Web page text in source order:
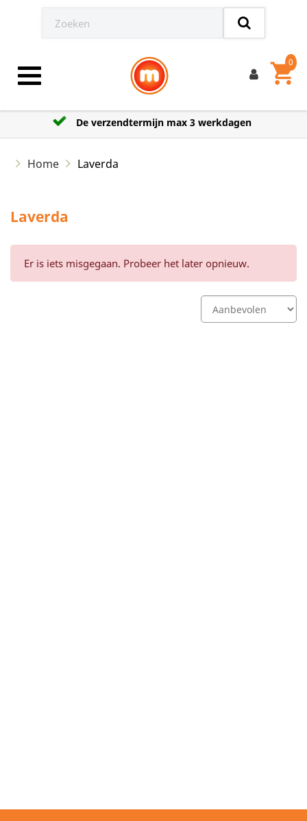
Toggle navigation shopping_cart
0
De verzendtermijn max 3 werkdagen
Home Laverda
Laverda
Er is iets misgegaan. Probeer het later opnieuw.